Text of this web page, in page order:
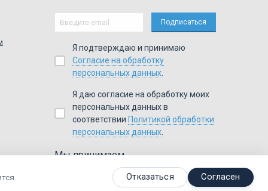
Я подтверждаю и принимаю
Согласие на обработку
персональных данных
Я даю согласие на обработку моих
персональных данных в
соответствии Политикой обработки
персональных данных
Мы принимаем
Visa, MasterCard,WebMoney
Отказаться Согласен